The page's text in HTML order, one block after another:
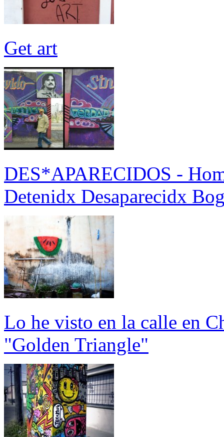
Get art
DES*APARECIDOS -
Detenidx Desaparecidx
Lo he visto en la calle en
"Golden Triangle"